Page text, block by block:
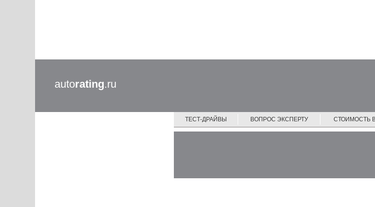
autorating.ru
ТЕСТ-ДРАЙВЫ ВОПРОС ЭКСПЕРТУ СТОИМОСТЬ